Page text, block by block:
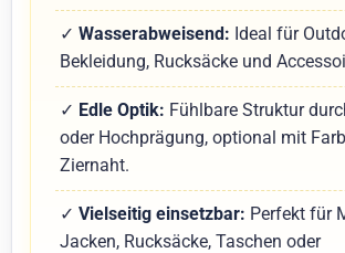
✓ Wasserabweisend: Ideal für
Bekleidung, Rucksäcke und
✓ Edle Optik: Fühlbare Struktur
oder Hochprägung, optional mit
Ziernaht.
✓ Vielseitig einsetzbar: Perfekt für
Jacken, Rucksäcke, Taschen oder